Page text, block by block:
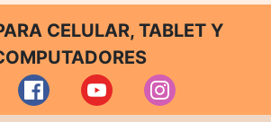
CELULAR, TABLET Y